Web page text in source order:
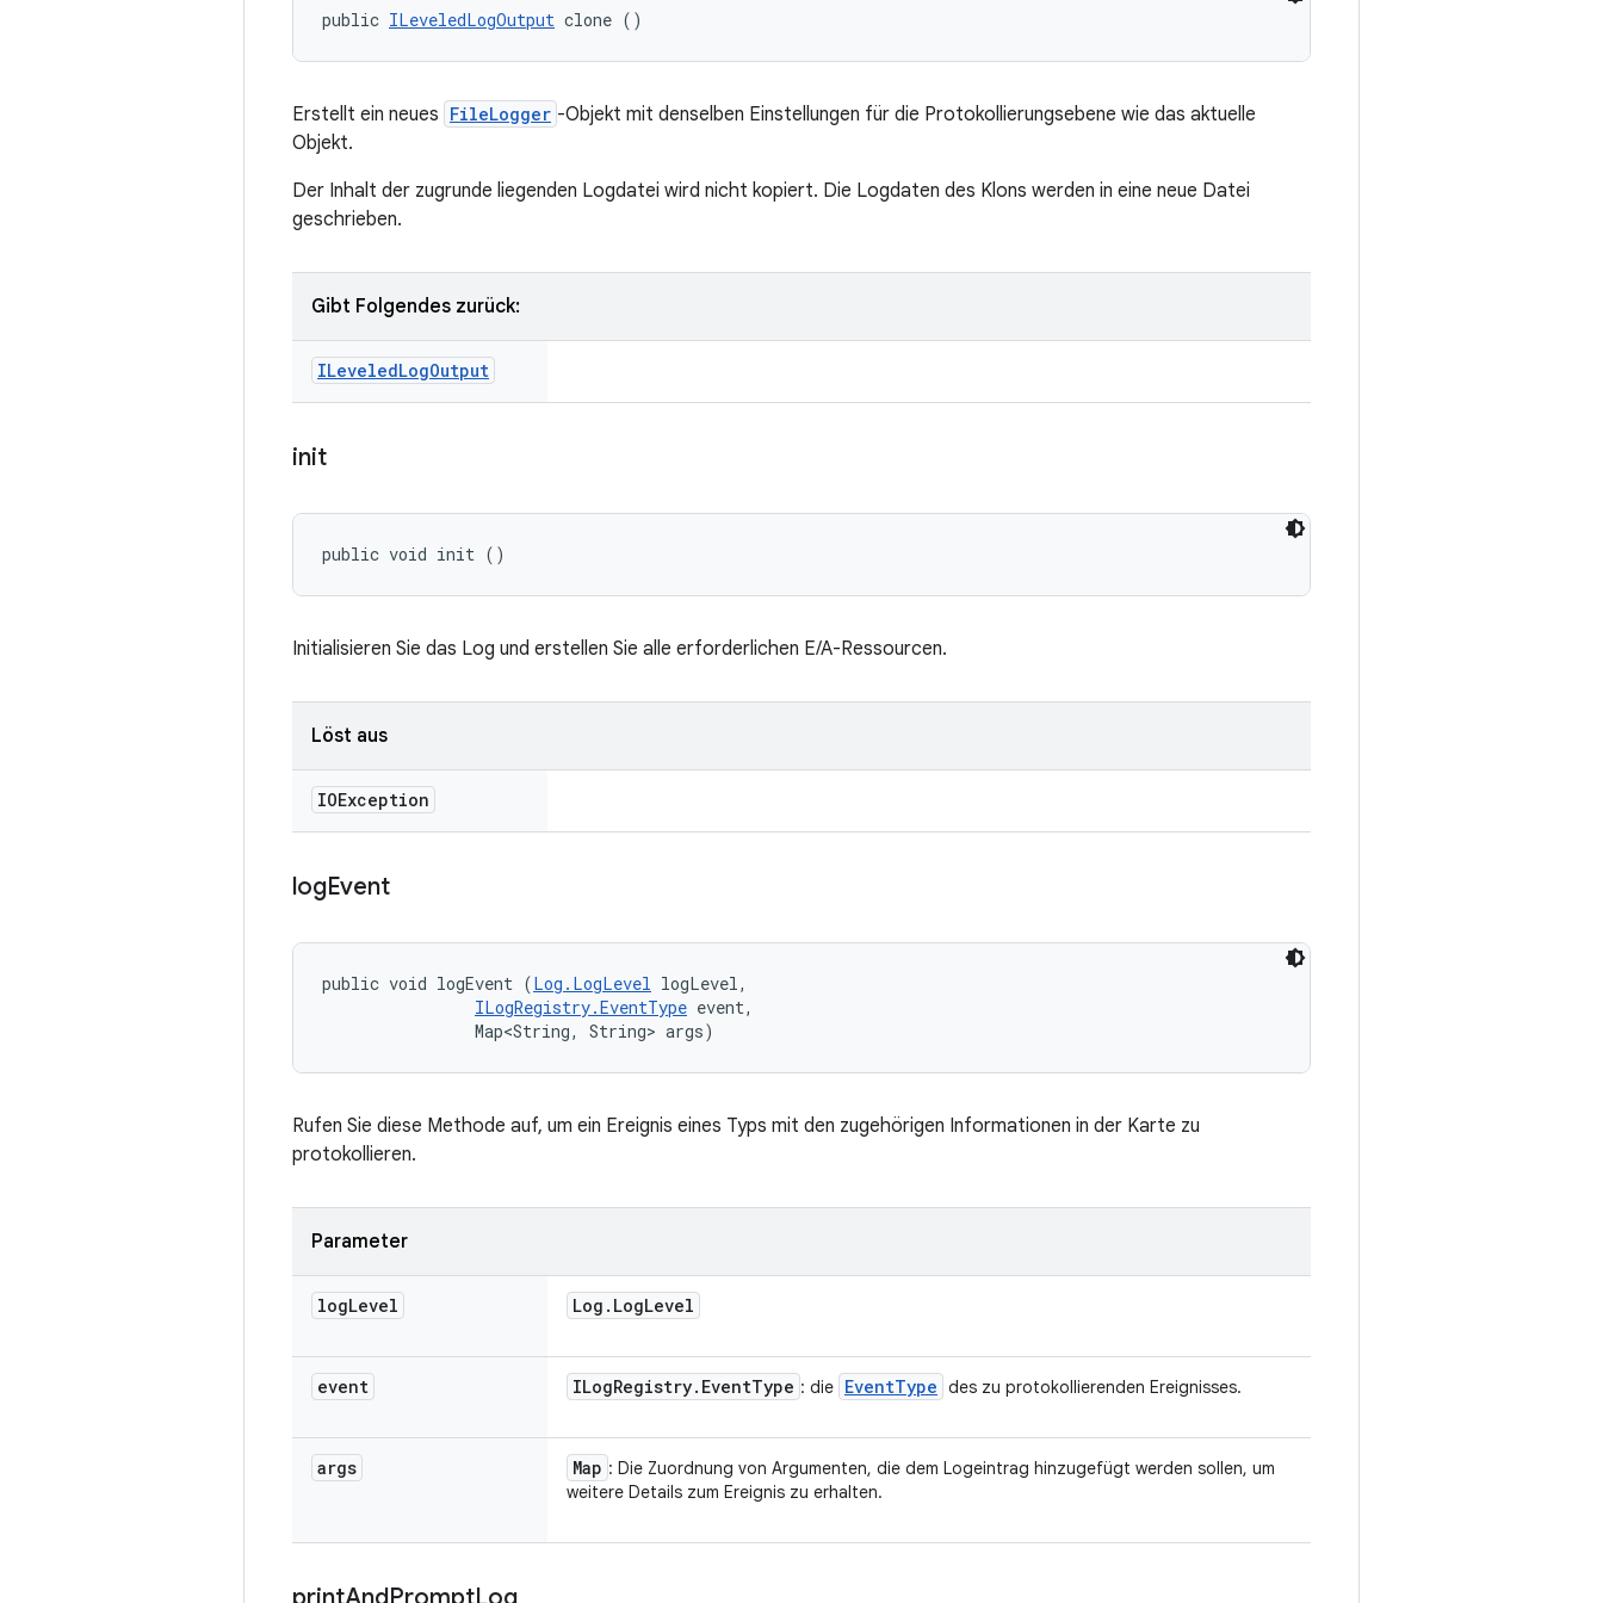
public ILeveledLogOutput clone ()
Erstellt ein neues FileLogger -Objekt mit denselben Einstellungen für die Protokollierungsebene wie das aktuelle
Objekt.
Der Inhalt der zugrunde liegenden Logdatei wird nicht kopiert. Die Logdaten des Klons werden in eine neue Datei
geschrieben.
Gibt Folgendes zurück:
ILeveledLogOutput
init
public void init ()
Initialisieren Sie das Log und erstellen Sie alle erforderlichen E/A-Ressourcen.
Löst aus
IOException
logEvent
public void logEvent (Log.LogLevel logLevel,
ILogRegistry.EventType event,
                Map<String, String> args)
Rufen Sie diese Methode auf, um ein Ereignis eines Typs mit den zugehörigen Informationen in der Karte zu
protokollieren.
Parameter
logLevel Log . LogLevel
event ILogRegistry. EventType : die EventType des zu protokollierenden Ereignisses.
args Map : Die Zuordnung von Argumenten, die dem Logeintrag hinzugefügt werden sollen, um
weitere Details zum Ereignis zu erhalten.